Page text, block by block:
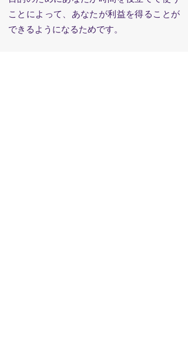
ことによって、あなたが利益を得ることが
できるようになるためです。